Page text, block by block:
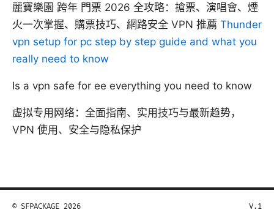
麗寶樂園 跨年 門票 2026 全攻略：搶票、演唱會、煙
火一次掌握、購票技巧、網路安全 VPN 推薦 Thunder
vpn setup for pc step by step guide and what you
really need to know
Is a vpn safe for ee everything you need to know
虚拟专用网络：全面指南、实用技巧与最新趋势，
VPN 使用、安全与隐私保护
© SFPACKAGE 2026 V.1